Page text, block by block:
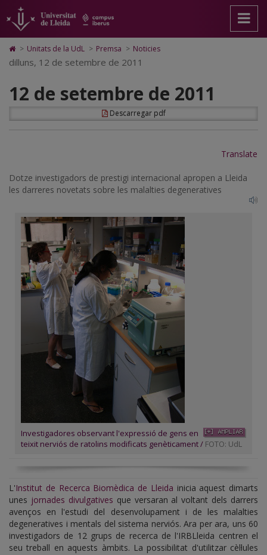
12
de
setembre
de
2011
pàgina
principal.
Universitat
Lleida
contingut
principal
Mapa
Web.
Universitat
Cerca
Accessibilitat.
Universitat
Lleida
Icono
de
Home
ir
a
página
de
> Unitats de la UdL > Premsa > Noticies
dilluns, 12 de setembre de 2011
12 de setembre de 2011
Descarregar pdf
Translate
Dotze investigadors de prestigi internacional apropen a Lleida
les darreres novetats sobre les malalties degeneratives
Investigadores observant l'expressió de gens en
teixit nerviós de ratolins modificats genèticament / FOTO: UdL
L'Institut de Recerca Biomèdica de Lleida inicia aquest dimarts
unes jornades divulgatives que versaran al voltant dels darrers
avenços en l'estudi del desenvolupament i de les malalties
degeneratives i mentals del sistema nerviós. Ara per ara, uns 60
investigadors de 12 grups de recerca de l'IRBLleida centren el
seu treball en aquests àmbits. La possibilitat d'utilitzar cèl·lules